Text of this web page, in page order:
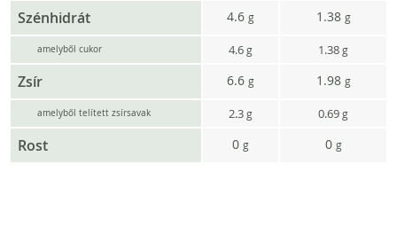
Szénhidrát 4.6 g 1.38 g
amelyből cukor 4.6g 1.38g
Zsír 6.6 g 1.98 g
amelyből telített zsírsavak 2.3g 0.69g
Rost 0 g 0 g